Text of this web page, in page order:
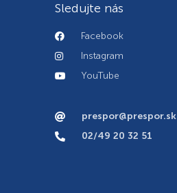
Sledujte nás
Facebook
Instagram
YouTube
prespor@prespor.sk
02/49 20 32 51